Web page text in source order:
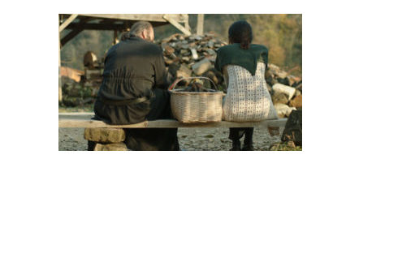
い
映
画
は
こ
の
街